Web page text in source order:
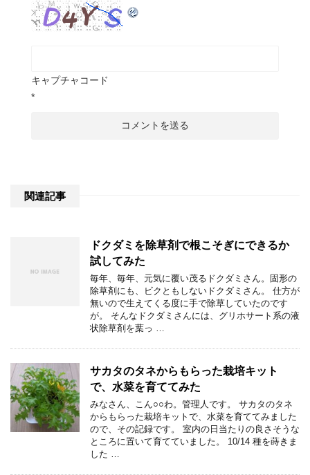
キャプチャコード
*
関連記事
ドクダミを除草剤で根こそぎにできるか
試してみた
毎年、毎年、元気に覆い茂るドクダミさん。固形の
除草剤にも、ビクともしないドクダミさん。 仕方が
無いので生えてくる度に手で除草していたのです
が。 そんなドクダミさんには、グリホサート系の液
状除草剤を葉っ …
サカタのタネからもらった栽培キット
で、水菜を育ててみた
みなさん、こん○○わ。管理人です。 サカタのタネ
からもらった栽培キットで、水菜を育ててみました
ので、その記録です。 室内の日当たりの良さそうな
ところに置いて育てていました。 10/14 種を蒔きま
した …